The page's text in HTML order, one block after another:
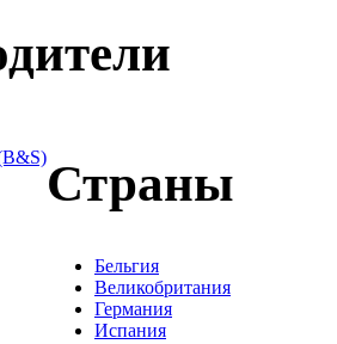
Страны
Бельгия
Великобритания
Германия
Испания